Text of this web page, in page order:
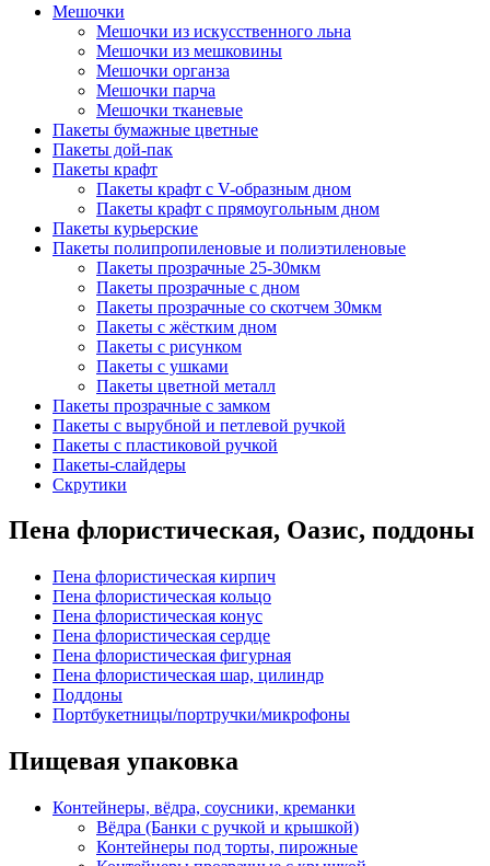
Мешочки
Мешочки из искусственного льна
Мешочки из мешковины
Мешочки органза
Мешочки парча
Мешочки тканевые
Пакеты бумажные цветные
Пакеты дой-пак
Пакеты крафт
Пакеты крафт с V-образным дном
Пакеты крафт с прямоугольным дном
Пакеты курьерские
Пакеты полипропиленовые и полиэтиленовые
Пакеты прозрачные 25-30мкм
Пакеты прозрачные с дном
Пакеты прозрачные со скотчем 30мкм
Пакеты с жёстким дном
Пакеты с рисунком
Пакеты с ушками
Пакеты цветной металл
Пакеты прозрачные с замком
Пакеты с вырубной и петлевой ручкой
Пакеты с пластиковой ручкой
Пакеты-слайдеры
Скрутики
Пена флористическая, Оазис, поддоны
Пена флористическая кирпич
Пена флористическая кольцо
Пена флористическая конус
Пена флористическая сердце
Пена флористическая фигурная
Пена флористическая шар, цилиндр
Поддоны
Портбукетницы/портручки/микрофоны
Пищевая упаковка
Контейнеры, вёдра, соусники, креманки
Вёдра (Банки с ручкой и крышкой)
Контейнеры под торты, пирожные